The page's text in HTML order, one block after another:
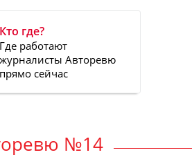
Кто где?
Где работают
журналисты Авторевю
прямо сейчас
№14